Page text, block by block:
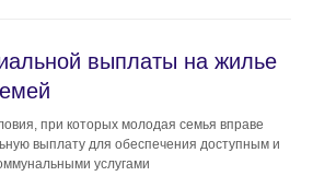
выплаты на жилье
при которых молодая семья вправе
выплату для обеспечения доступным и
услугами